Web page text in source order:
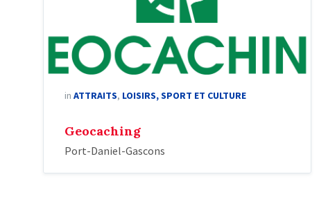
in ATTRAITS, LOISIRS, SPORT ET CULTURE
Geocaching
Port-Daniel-Gascons